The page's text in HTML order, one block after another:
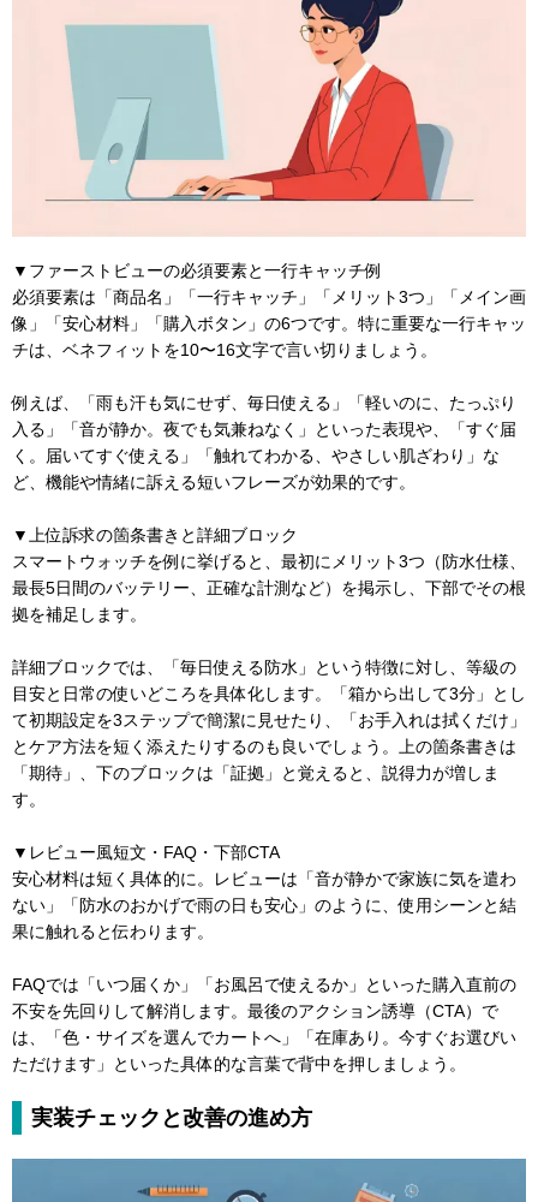
▼ファーストビューの必須要素と一行キャッチ例
必須要素は「商品名」「一行キャッチ」「メリット3つ」「メイン画
像」「安心材料」「購入ボタン」の6つです。特に重要な一行キャッ
チは、ベネフィットを10〜16文字で言い切りましょう。
例えば、「雨も汗も気にせず、毎日使える」「軽いのに、たっぷり
入る」「音が静か。夜でも気兼ねなく」といった表現や、「すぐ届
く。届いてすぐ使える」「触れてわかる、やさしい肌ざわり」な
ど、機能や情緒に訴える短いフレーズが効果的です。
▼上位訴求の箇条書きと詳細ブロック
スマートウォッチを例に挙げると、最初にメリット3つ（防水仕様、
最長5日間のバッテリー、正確な計測など）を掲示し、下部でその根
拠を補足します。
詳細ブロックでは、「毎日使える防水」という特徴に対し、等級の
目安と日常の使いどころを具体化します。「箱から出して3分」とし
て初期設定を3ステップで簡潔に見せたり、「お手入れは拭くだけ」
とケア方法を短く添えたりするのも良いでしょう。上の箇条書きは
「期待」、下のブロックは「証拠」と覚えると、説得力が増しま
す。
▼レビュー風短文・FAQ・下部CTA
安心材料は短く具体的に。レビューは「音が静かで家族に気を遣わ
ない」「防水のおかげで雨の日も安心」のように、使用シーンと結
果に触れると伝わります。
FAQでは「いつ届くか」「お風呂で使えるか」といった購入直前の
不安を先回りして解消します。最後のアクション誘導（CTA）で
は、「色・サイズを選んでカートへ」「在庫あり。今すぐお選びい
ただけます」といった具体的な言葉で背中を押しましょう。
実装チェックと改善の進め方